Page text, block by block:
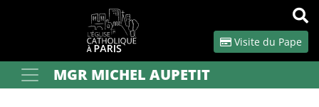
Visite du Pape
Votre rechercheMGR MICHEL AUPETIT
Panneau de gestion des cookies